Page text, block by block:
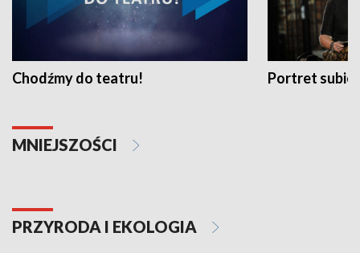
Chodźmy do teatru! Portret
MNIEJSZOŚCI
PRZYRODA I EKOLOGIA